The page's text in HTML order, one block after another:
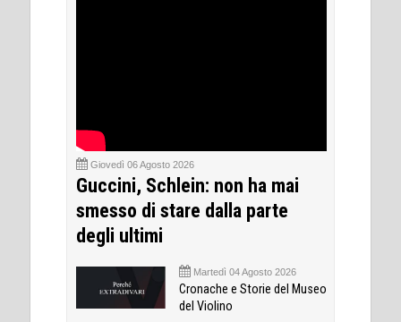
Giovedì 06 Agosto 2026
Guccini, Schlein: non ha mai
smesso di stare dalla parte
degli ultimi
Martedì 04 Agosto 2026
Cronache e Storie del Museo
del Violino